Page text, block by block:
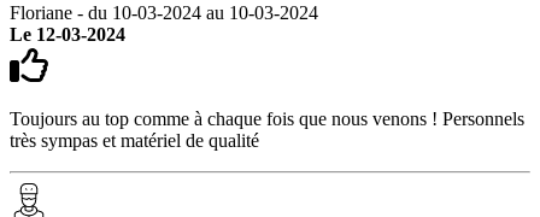
Floriane - du 10-03-2024 au 10-03-2024
Le 12-03-2024
Toujours au top comme à chaque fois que nous venons ! Personnels
très sympas et matériel de qualité